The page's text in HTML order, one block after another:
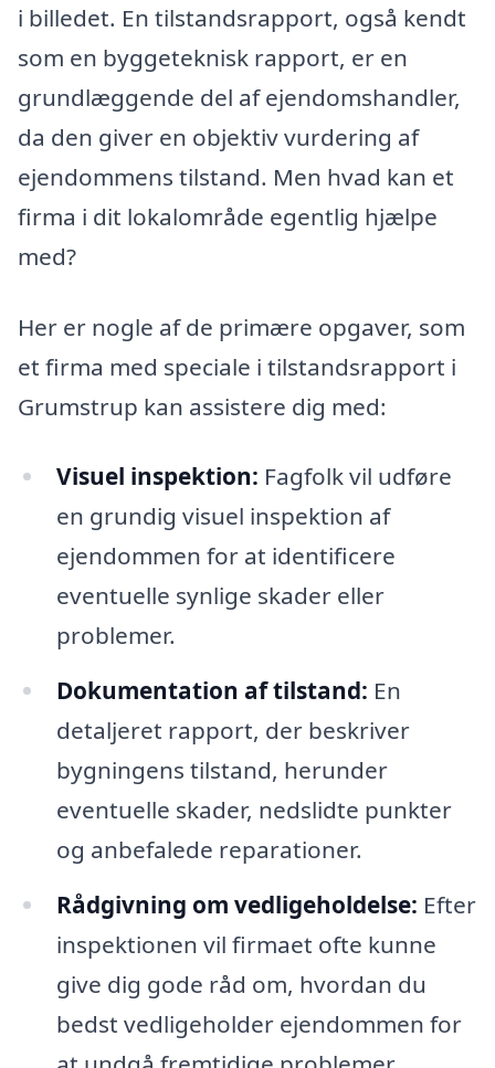
i billedet. En tilstandsrapport, også kendt
som en byggeteknisk rapport, er en
grundlæggende del af ejendomshandler,
da den giver en objektiv vurdering af
ejendommens tilstand. Men hvad kan et
firma i dit lokalområde egentlig hjælpe
med?
Her er nogle af de primære opgaver, som
et firma med speciale i tilstandsrapport i
Grumstrup kan assistere dig med:
Visuel inspektion: Fagfolk vil udføre
en grundig visuel inspektion af
ejendommen for at identificere
eventuelle synlige skader eller
problemer.
Dokumentation af tilstand: En
detaljeret rapport, der beskriver
bygningens tilstand, herunder
eventuelle skader, nedslidte punkter
og anbefalede reparationer.
Rådgivning om vedligeholdelse: Efter
inspektionen vil firmaet ofte kunne
give dig gode råd om, hvordan du
bedst vedligeholder ejendommen for